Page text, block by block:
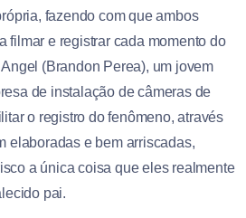
fazendo com que ambos
filmar e registrar cada momento do
(Brandon Perea), um jovem
de instalação de câmeras de
o registro do fenômeno, através
elaboradas e bem arriscadas,
a única coisa que eles realmente
pai.